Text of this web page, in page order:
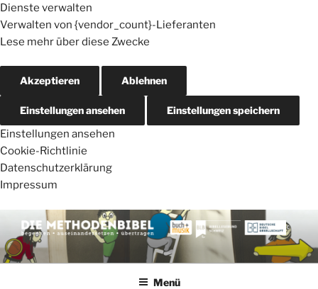
Dienste verwalten
Verwalten von {vendor_count}-Lieferanten
Lese mehr über diese Zwecke
Akzeptieren Ablehnen
Einstellungen ansehen Einstellungen speichern
Einstellungen ansehen
Cookie-Richtlinie
Datenschutzerklärung
Impressum
Inhalt
springen
DIE METHODENBIBEL
AT – von Schöpfung bis Josua
Menü